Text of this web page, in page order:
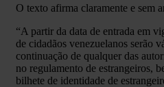
O texto afirma claramente e sem
“A partir da data de entrada em
de cidadãos venezuelanos serão
continuação de qualquer das
no regulamento de estrangeiros,
bilhete de identidade de